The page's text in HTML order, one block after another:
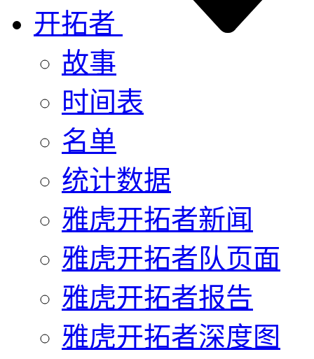
开拓者
故事
时间表
名单
统计数据
雅虎开拓者新闻
雅虎开拓者队页面
雅虎开拓者报告
雅虎开拓者深度图